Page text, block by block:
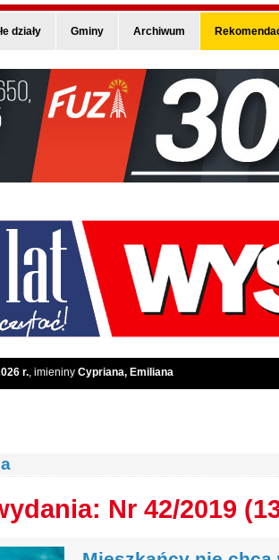
działy Gminy Archiwum
r., imieniny Cypriana, Emiliana
Nr 42/2019